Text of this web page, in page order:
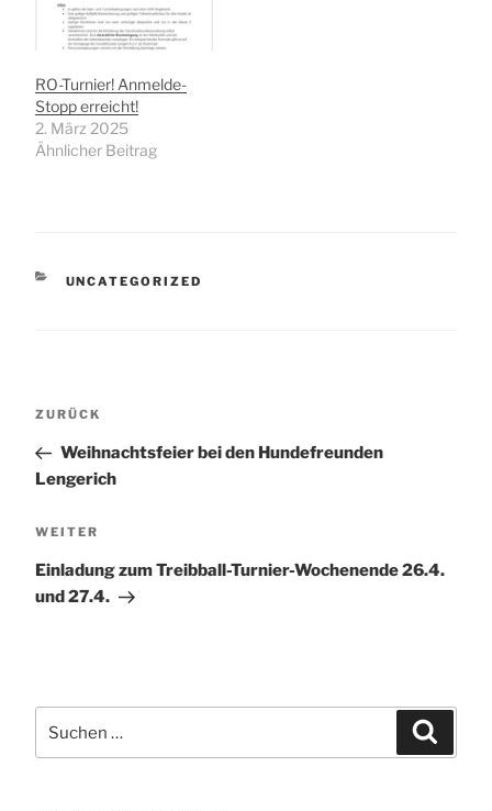
RO-Turnier! Anmelde-
Stopp erreicht!
2. März 2025
Ähnlicher Beitrag
KATEGORIEN
UNCATEGORIZED
Vorheriger
ZURÜCK
Weihnachtsfeier bei den Hundefreunden
Lengerich
Nächster
WEITER
Einladung zum Treibball-Turnier-Wochenende 26.4.
und 27.4.
nach: